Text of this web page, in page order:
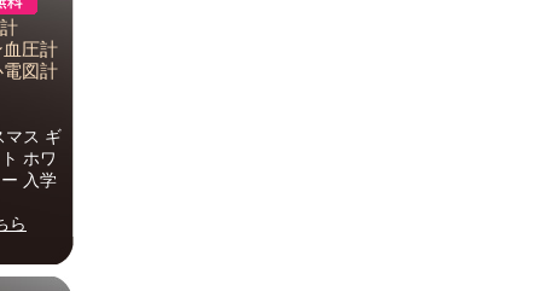
圧計
図計
マス ギ
ホワ
入学
ら